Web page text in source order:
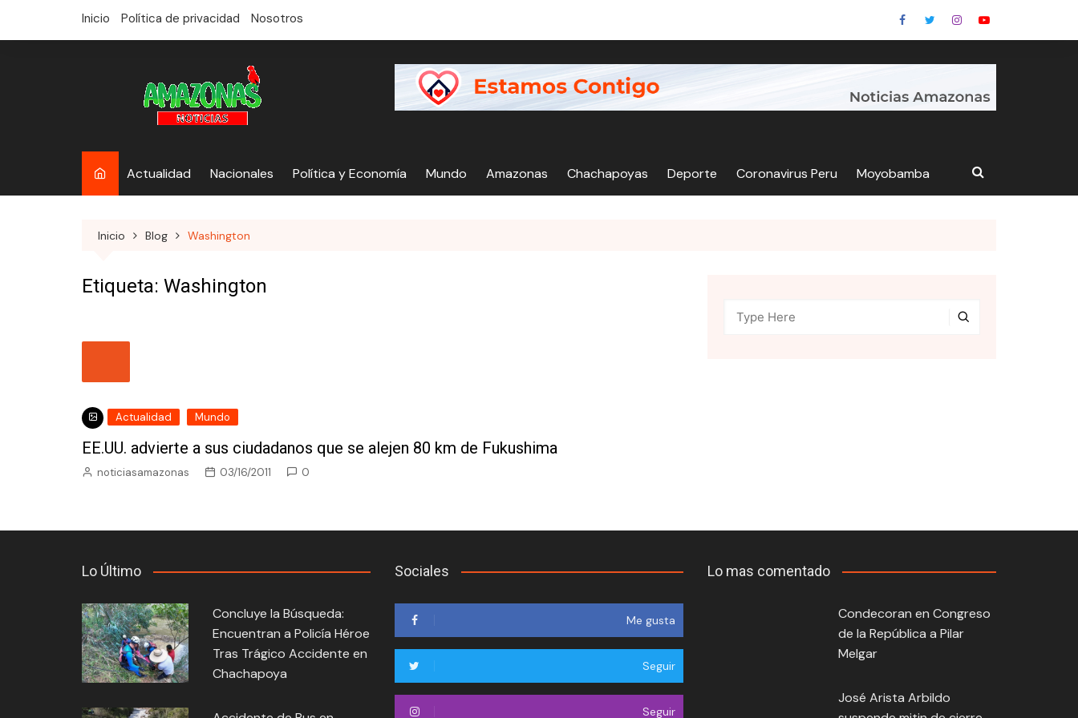
Inicio Política de privacidad Nosotros
Actualidad Nacionales Política y Economía Mundo Amazonas Chachapoyas Deporte Coronavirus Peru Moyobamba
Inicio Blog Washington
Etiqueta: Washington
Actualidad Mundo
EE.UU. advierte a sus ciudadanos que se alejen 80 km de Fukushima
noticiasamazonas 03/16/2011 0
Lo Último
Concluye la Búsqueda:
Encuentran a Policía Héroe
Tras Trágico Accidente en
Chachapoya
Sociales
Me gusta
Seguir
Seguir
Lo mas comentado
Condecoran en Congreso
de la República a Pilar
Melgar
José Arista Arbildo